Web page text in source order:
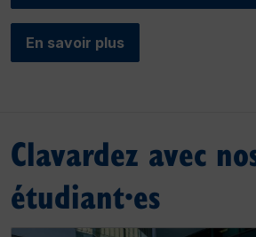
En savoir plus
Clavardez avec
étudiant·es